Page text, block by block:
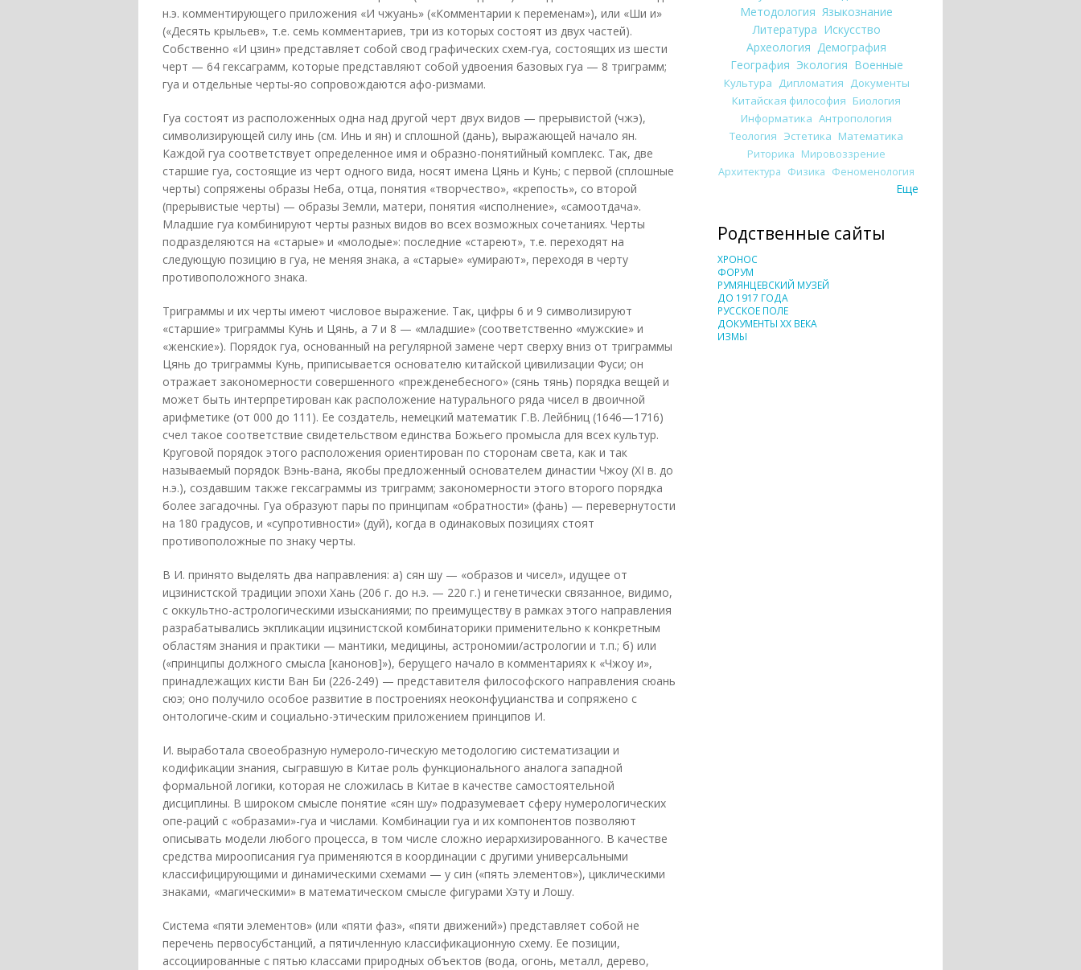
н.э. комментирующего приложения «И чжуань» («Комментарии к переменам»), или «Ши и»
(«Десять крыльев», т.е. семь комментариев, три из которых состоят из двух частей).
Собственно «И цзин» представляет собой свод графических схем-гуа, состоящих из шести
черт — 64 гексаграмм, которые представляют собой удвоения базовых гуа — 8 триграмм;
гуа и отдельные черты-яо сопровождаются афо-ризмами.
Гуа состоят из расположенных одна над другой черт двух видов — прерывистой (чжэ),
символизирующей силу инь (см. Инь и ян) и сплошной (дань), выражающей начало ян.
Каждой гуа соответствует определенное имя и образно-понятийный комплекс. Так, две
старшие гуа, состоящие из черт одного вида, носят имена Цянь и Кунь; с первой (сплошные
черты) сопряжены образы Неба, отца, понятия «творчество», «крепость», со второй
(прерывистые черты) — образы Земли, матери, понятия «исполнение», «самоотдача».
Младшие гуа комбинируют черты разных видов во всех возможных сочетаниях. Черты
подразделяются на «старые» и «молодые»: последние «стареют», т.е. переходят на
следующую позицию в гуа, не меняя знака, а «старые» «умирают», переходя в черту
противоположного знака.
Триграммы и их черты имеют числовое выражение. Так, цифры 6 и 9 символизируют
«старшие» триграммы Кунь и Цянь, а 7 и 8 — «младшие» (соответственно «мужские» и
«женские»). Порядок гуа, основанный на регулярной замене черт сверху вниз от триграммы
Цянь до триграммы Кунь, приписывается основателю китайской цивилизации Фуси; он
отражает закономерности совершенного «прежденебесного» (сянь тянь) порядка вещей и
может быть интерпретирован как расположение натурального ряда чисел в двоичной
арифметике (от 000 до 111). Ее создатель, немецкий математик Г.В. Лейбниц (1646—1716)
счел такое соответствие свидетельством единства Божьего промысла для всех культур.
Круговой порядок этого расположения ориентирован по сторонам света, как и так
называемый порядок Вэнь-вана, якобы предложенный основателем династии Чжоу (XI в. до
н.э.), создавшим также гексаграммы из триграмм; закономерности этого второго порядка
более загадочны. Гуа образуют пары по принципам «обратности» (фань) — перевернутости
на 180 градусов, и «супротивности» (дуй), когда в одинаковых позициях стоят
противоположные по знаку черты.
В И. принято выделять два направления: а) сян шу — «образов и чисел», идущее от
ицзинистской традиции эпохи Хань (206 г. до н.э. — 220 г.) и генетически связанное, видимо,
с оккультно-астрологическими изысканиями; по преимуществу в рамках этого направления
разрабатывались экпликации ицзинистской комбинаторики применительно к конкретным
областям знания и практики — мантики, медицины, астрономии/астрологии и т.п.; б) или
(«принципы должного смысла [канонов]»), берущего начало в комментариях к «Чжоу и»,
принадлежащих кисти Ван Би (226-249) — представителя философского направления сюань
сюэ; оно получило особое развитие в построениях неоконфуцианства и сопряжено с
онтологиче-ским и социально-этическим приложением принципов И.
И. выработала своеобразную нумероло-гическую методологию систематизации и
кодификации знания, сыгравшую в Китае роль функционального аналога западной
формальной логики, которая не сложилась в Китае в качестве самостоятельной
дисциплины. В широком смысле понятие «сян шу» подразумевает сферу нумерологических
опе-раций с «образами»-гуа и числами. Комбинации гуа и их компонентов позволяют
описывать модели любого процесса, в том числе сложно иерархизированного. В качестве
средства мироописания гуа применяются в координации с другими универсальными
классифицирующими и динамическими схемами — у син («пять элементов»), циклическими
знаками, «магическими» в математическом смысле фигурами Хэту и Лошу.
Система «пяти элементов» (или «пяти фаз», «пяти движений») представляет собой не
перечень первосубстанций, а пятичленную классификационную схему. Ее позиции,
ассоциированные с пятью классами природных объектов (вода, огонь, металл, дерево,
Методология Языкознание
Литература Искусство
Археология Демография
География Экология Военные
Культура Дипломатия Документы
Китайская философия Биология
Информатика Антропология
Теология Эстетика Математика
Риторика Мировоззрение
Архитектура Физика Феноменология
Еще
Родственные сайты
ХРОНОС
ФОРУМ
РУМЯНЦЕВСКИЙ МУЗЕЙ
ДО 1917 ГОДА
РУССКОЕ ПОЛЕ
ДОКУМЕНТЫ XX ВЕКА
ИЗМЫ